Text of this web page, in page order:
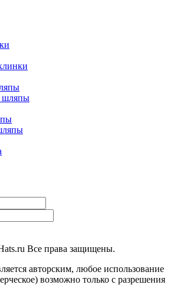
шляпы
Все права защищены.
авторским, любое использование
возможно только с разрешения